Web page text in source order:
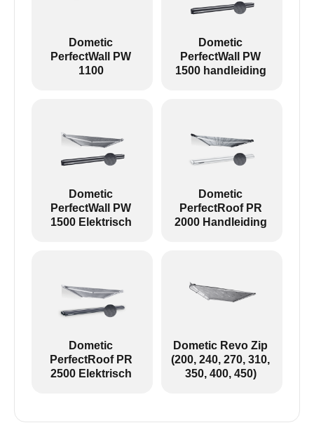
kan een motor geïntegreerd zijn waardoor het
Links: PW1100 --- Rechts: Andere luifels
Revo zip is een zakluifel zonder armen.
Dometic
PerfectWall PW
1100
Dometic
PerfectWall PW
1500 handleiding
Dometic
PerfectWall PW
1500 Elektrisch
Dometic
PerfectRoof PR
2000 Handleiding
Dometic
PerfectRoof PR
2500 Elektrisch
Dometic Revo Zip
(200, 240, 270, 310,
350, 400, 450)